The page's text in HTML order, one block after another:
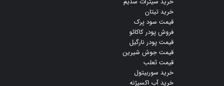
خرید تیتان
قیمت سود پرک
فروش پودر کاکائو
قیمت پودر نارگیل
قیمت جوش شیرین
قیمت ثعلب
خرید سوربیتول
خرید آب اکسیژنه